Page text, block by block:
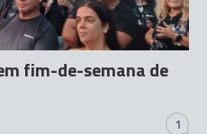
fim-de-semana de
1